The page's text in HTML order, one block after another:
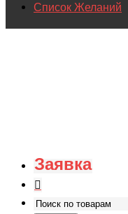
Список Желаний
Заявка